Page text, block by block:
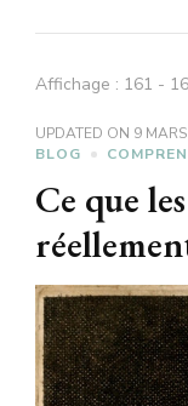
Affichage : 161 -
UPDATED ON 9
BLOG
Ce que